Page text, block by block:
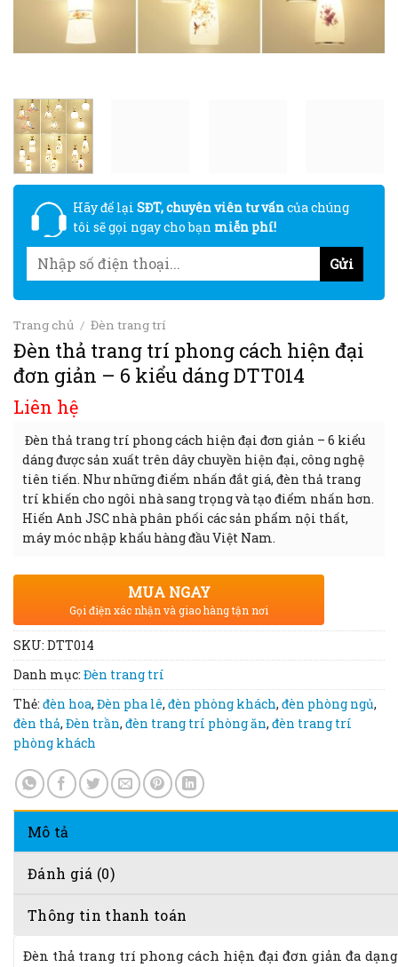
Hãy để lại SĐT, chuyên viên tư vấncủa chúng
tôi sẽ gọi ngay cho bạn miễn phí!
Trang chủ / Đèn trang trí
Đèn thả trang trí phong cách hiện đại
đơn giản – 6 kiểu dáng DTT014
Liên hệ
Đèn thả trang trí phong cách hiện đại đơn giản – 6 kiểu
dáng được sản xuất trên dây chuyền hiện đại, công nghệ
tiên tiến. Như những điểm nhấn đắt giá, đèn thả trang
trí khiến cho ngôi nhà sang trọng và tạo điểm nhấn hơn.
Hiển Anh JSC nhà phân phối các sản phẩm nội thất,
máy móc nhập khẩu hàng đầu Việt Nam.
MUA NGAY
Gọi điện xác nhận và giao hàng tận nơi
SKU: DTT014
Danh mục: Đèn trang trí
Thẻ: đèn hoa, Đèn pha lê, đèn phòng khách, đèn phòng ngủ,
đèn thả, Đèn trần, đèn trang trí phòng ăn, đèn trang trí
phòng khách
Mô tả
Đánh giá (0)
Thông tin thanh toán
Đèn thả trang trí phong cách hiện đại đơn giản đa